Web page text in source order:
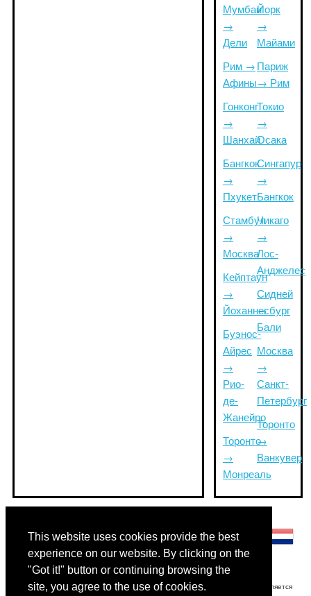
This website uses cookies provide the best
experience on our website. By clicking on the
"Got it!" button or continuing browsing the
site, you agree to the use of cookies.
Мумбаи
→
Дели
Рим →
Афины
Гонконг
→
Шанхай
Бангкок
→
Пхукет
Стамбул
→
Москва
Кейптаун
→
Йоханнесбург
Буэнос-
Айрес
→
Рио-
де-
Жанейро
Торонто
→
Монреаль
Йорк
→
Майами
Париж
→ Рим
Токио
→
Осака
Сингапур
→
Бангкок
Чикаго
→
Лос-
Анджелес
Сидней
→
Бали
Москва
→
Санкт-
Петербург
Торонто
→
Ванкувер
Отказ от ответственности: Информация, отображаемая на этом сайте, является